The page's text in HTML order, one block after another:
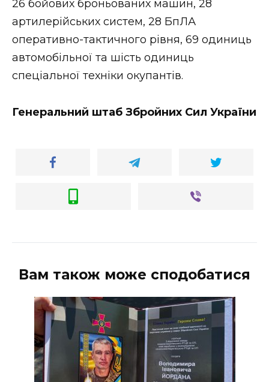
26 бойових броньованих машин, 28
артилерійських систем, 28 БпЛА
оперативно-тактичного рівня, 69 одиниць
автомобільної та шість одиниць
спеціальної техніки окупантів.
Генеральний штаб Збройних Сил України
Вам також може сподобатися